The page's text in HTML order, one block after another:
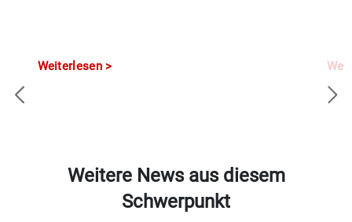
Weiterlesen
Weitere News aus diesem
Schwerpunkt